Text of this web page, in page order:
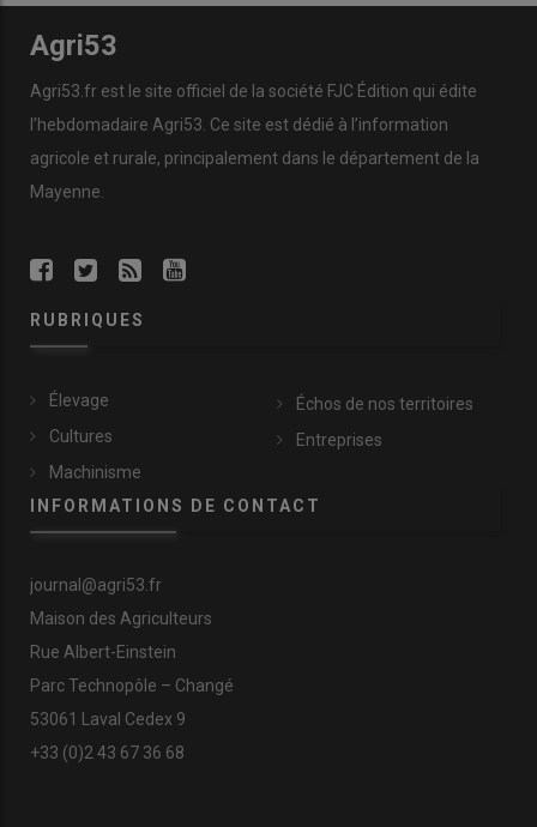
Agri53
Agri53.fr est le site officiel de la société FJC Édition qui édite
l’hebdomadaire Agri53. Ce site est dédié à l’information
agricole et rurale, principalement dans le département de la
Mayenne.
RUBRIQUES
Élevage
Cultures
Machinisme
Échos de nos territoires
Entreprises
INFORMATIONS DE CONTACT
journal@agri53.fr
Maison des Agriculteurs
Rue Albert-Einstein
Parc Technopôle – Changé
53061 Laval Cedex 9
+33 (0)2 43 67 36 68